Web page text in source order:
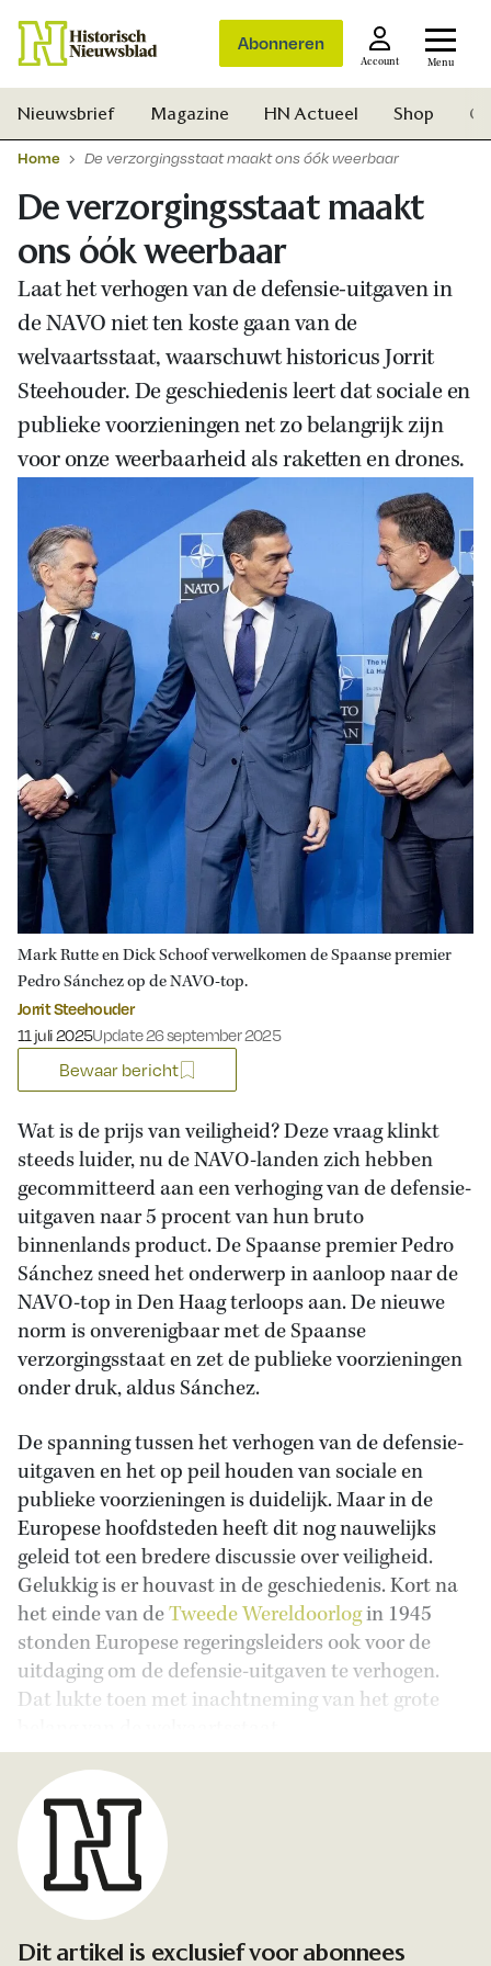
Abonneren
Account Menu
Zoek
Nieuwsbrief Magazine HN Actueel Shop
Home De verzorgingsstaat maakt ons óók weerbaar
De verzorgingsstaat maakt
ons óók weerbaar
Laat het verhogen van de defensie-uitgaven in
de NAVO niet ten koste gaan van de
welvaartsstaat, waarschuwt historicus Jorrit
Steehouder. De geschiedenis leert dat sociale en
publieke voorzieningen net zo belangrijk zijn
voor onze weerbaarheid als raketten en drones.
Mark Rutte en Dick Schoof verwelkomen de Spaanse premier
Pedro Sánchez op de NAVO-top.
Jorrit Steehouder
Gepubliceerd op:
11 juli 2025Update 26 september 2025
Bewaar bericht
Wat is de prijs van veiligheid? Deze vraag klinkt
steeds luider, nu de NAVO-landen zich hebben
gecommitteerd aan een verhoging van de defensie-
uitgaven naar 5 procent van hun bruto
binnenlands product. De Spaanse premier Pedro
Sánchez sneed het onderwerp in aanloop naar de
NAVO-top in Den Haag terloops aan. De nieuwe
norm is onverenigbaar met de Spaanse
verzorgingsstaat en zet de publieke voorzieningen
onder druk, aldus Sánchez.
De spanning tussen het verhogen van de defensie-
uitgaven en het op peil houden van sociale en
publieke voorzieningen is duidelijk. Maar in de
Europese hoofdsteden heeft dit nog nauwelijks
geleid tot een bredere discussie over veiligheid.
Gelukkig is er houvast in de geschiedenis. Kort na
het einde van deTweede Wereldoorlogin 1945
stonden Europese regeringsleiders ook voor de
uitdaging om de defensie-uitgaven te verhogen.
Dat lukte toen met inachtneming van het grote
Dit artikel is exclusief voor abonnees